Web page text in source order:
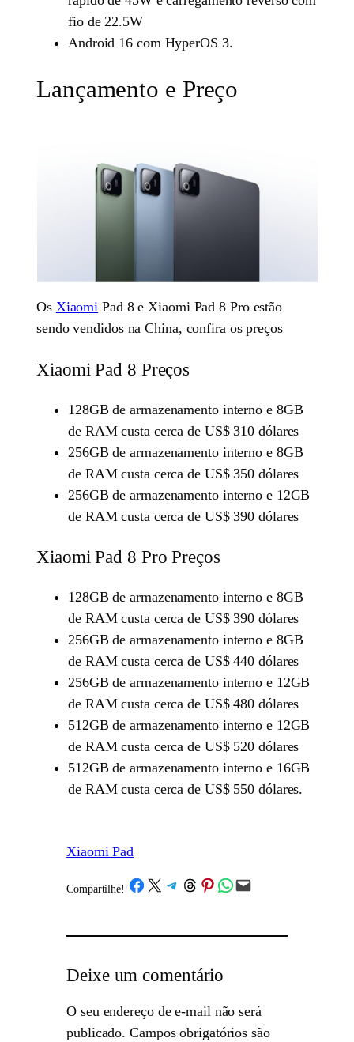
fio de 22.5W
Android 16 com HyperOS 3.
Lançamento e Preço
Os Xiaomi Pad 8 e Xiaomi Pad 8 Pro estão
sendo vendidos na China, confira os preços
Xiaomi Pad 8 Preços
128GB de armazenamento interno e 8GB
de RAM custa cerca de US$ 310 dólares
256GB de armazenamento interno e 8GB
de RAM custa cerca de US$ 350 dólares
256GB de armazenamento interno e 12GB
de RAM custa cerca de US$ 390 dólares
Xiaomi Pad 8 Pro Preços
128GB de armazenamento interno e 8GB
de RAM custa cerca de US$ 390 dólares
256GB de armazenamento interno e 8GB
de RAM custa cerca de US$ 440 dólares
256GB de armazenamento interno e 12GB
de RAM custa cerca de US$ 480 dólares
512GB de armazenamento interno e 12GB
de RAM custa cerca de US$ 520 dólares
512GB de armazenamento interno e 16GB
de RAM custa cerca de US$ 550 dólares.
Xiaomi Pad
Compartilhe!/Share on Facebook
Share on X Share on Telegram
Share on Threads
Share on Pinterest
Share on WhatsApp
Email this Page
Deixe um comentário
O seu endereço de e-mail não será
publicado. Campos obrigatórios são